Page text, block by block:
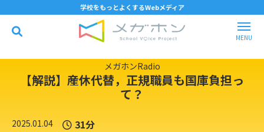
学校をもっとよくするWebメディア
メガホンRadio
【解説】産休代替，正規職員も国庫負担っ
て？
2025.01.04 31分